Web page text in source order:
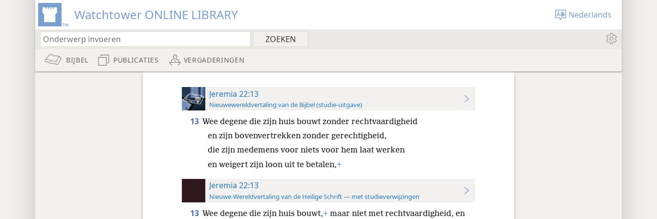
Watchtower ONLINE LIBRARY Nederlands
BIJBEL PUBLICATIES VERGADERINGEN
Jeremia 22:13
Nieuwewereldvertaling van de Bijbel (studie-uitgave)
13 Wee degene die zijn huis bouwt zonder rechtvaardigheid
en zijn bovenvertrekken zonder gerechtigheid,
die zijn medemens voor niets voor hem laat werken
en weigert zijn loon uit te betalen,+
Jeremia 22:13
Nieuwe-Wereldvertaling van de Heilige Schrift — met studieverwijzingen
13 Wee degene die zijn huis bouwt,+maar niet met rechtvaardigheid, en